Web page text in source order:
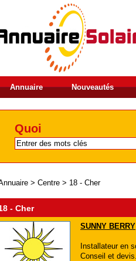
Annuaire Nouveautés
Quoi
> Centre > 18 - Cher
- Cher
SUNNY BERRY
Installateur en
Conseil et